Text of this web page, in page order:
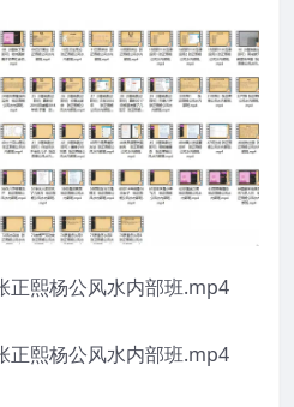
正熙杨公风水内部班.mp4
正熙杨公风水内部班.mp4